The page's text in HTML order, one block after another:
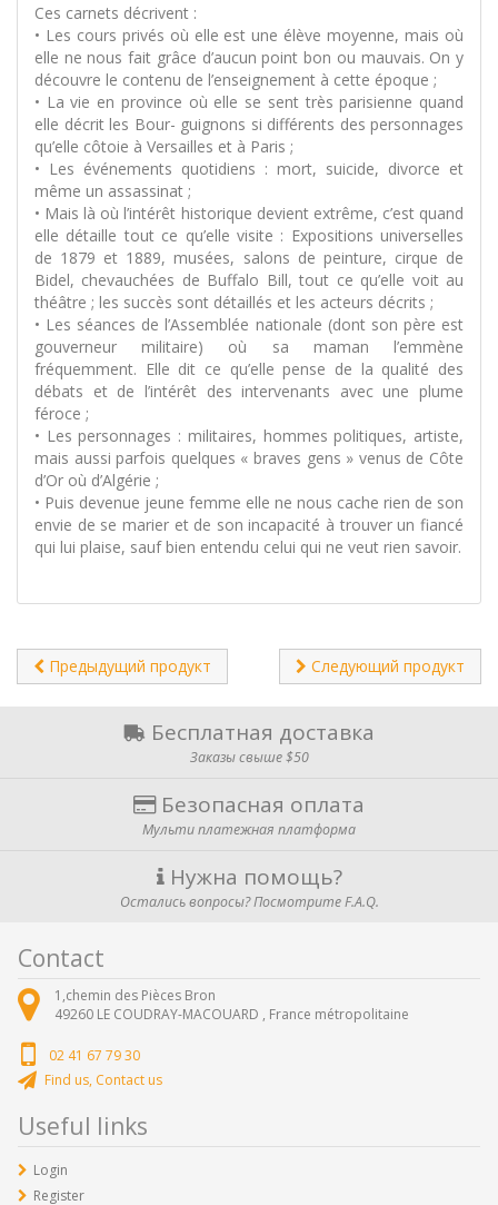
Ces carnets décrivent :
• Les cours privés où elle est une élève moyenne, mais où
elle ne nous fait grâce d’aucun point bon ou mauvais. On y
découvre le contenu de l’enseignement à cette époque ;
• La vie en province où elle se sent très parisienne quand
elle décrit les Bour- guignons si différents des personnages
qu’elle côtoie à Versailles et à Paris ;
• Les événements quotidiens : mort, suicide, divorce et
même un assassinat ;
• Mais là où l’intérêt historique devient extrême, c’est quand
elle détaille tout ce qu’elle visite : Expositions universelles
de 1879 et 1889, musées, salons de peinture, cirque de
Bidel, chevauchées de Buffalo Bill, tout ce qu’elle voit au
théâtre ; les succès sont détaillés et les acteurs décrits ;
• Les séances de l’Assemblée nationale (dont son père est
gouverneur militaire) où sa maman l’emmène
fréquemment. Elle dit ce qu’elle pense de la qualité des
débats et de l’intérêt des intervenants avec une plume
féroce ;
• Les personnages : militaires, hommes politiques, artiste,
mais aussi parfois quelques « braves gens » venus de Côte
d’Or où d’Algérie ;
• Puis devenue jeune femme elle ne nous cache rien de son
envie de se marier et de son incapacité à trouver un fiancé
qui lui plaise, sauf bien entendu celui qui ne veut rien savoir.
Предыдущий продукт Следующий продукт
Бесплатная доставка
Заказы свыше $50
Безопасная оплата
Мульти платежная платформа
Нужна помощь?
Остались вопросы? Посмотрите F.A.Q.
Contact
1,chemin des Pièces Bron
49260 LE COUDRAY-MACOUARD , France métropolitaine
02 41 67 79 30
Find us, Contact us
Useful links
Login
Register